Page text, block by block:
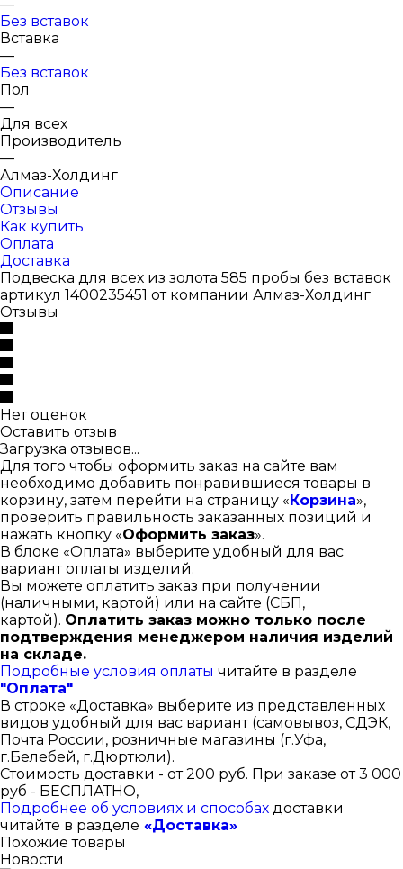
—
Без вставок
Вставка
—
Без вставок
Пол
—
Для всех
Производитель
—
Алмаз-Холдинг
Описание
Отзывы
Как купить
Оплата
Доставка
Подвеска для всех из золота 585 пробы без вставок
артикул 1400235451 от компании Алмаз-Холдинг
Отзывы
Нет оценок
Оставить отзыв
Загрузка отзывов...
Для того чтобы оформить заказ на сайте вам
необходимо добавить понравившиеся товары в
корзину, затем перейти на страницу «Корзина»,
проверить правильность заказанных позиций и
нажать кнопку «Оформить заказ».
В блоке «Оплата» выберите удобный для вас
вариант оплаты изделий.
Вы можете оплатить заказ при получении
(наличными, картой) или на сайте (СБП,
картой). Оплатить заказ можно только после
подтверждения менеджером наличия изделий
на складе.
Подробные условия оплаты читайте в разделе
"Оплата"
В строке «Доставка» выберите из представленных
видов удобный для вас вариант (самовывоз, СДЭК,
Почта России, розничные магазины (г.Уфа,
г.Белебей, г.Дюртюли).
Стоимость доставки - от 200 руб. При заказе от 3 000
руб - БЕСПЛАТНО,
Подробнее об условиях и способах доставки
читайте в разделе «Доставка»
Похожие товары
Новости